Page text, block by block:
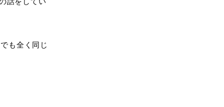
も全く同じ